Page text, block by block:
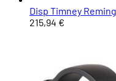
Disp Timney
215,94 €